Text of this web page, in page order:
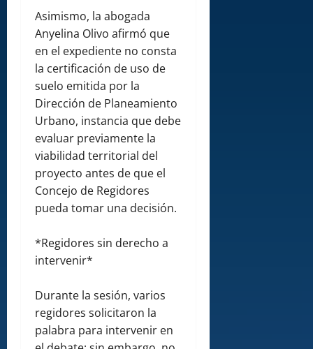
Asimismo, la abogada
Anyelina Olivo afirmó que
en el expediente no consta
la certificación de uso de
suelo emitida por la
Dirección de Planeamiento
Urbano, instancia que debe
evaluar previamente la
viabilidad territorial del
proyecto antes de que el
Concejo de Regidores
pueda tomar una decisión.
*Regidores sin derecho a
intervenir*
Durante la sesión, varios
regidores solicitaron la
palabra para intervenir en